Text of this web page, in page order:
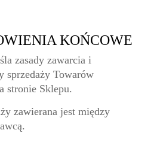
KOŃCOWE
zasady zawarcia i
sprzedaży Towarów
stronie Sklepu.
zawierana jest między